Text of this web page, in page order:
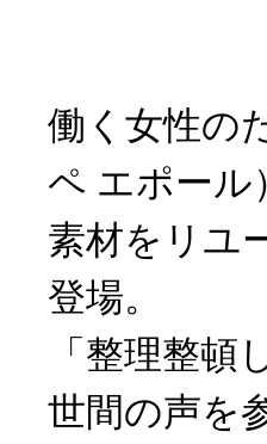
働く女性の
ペ エポール
素材をリユ
登場。
「整理整
世間の声を